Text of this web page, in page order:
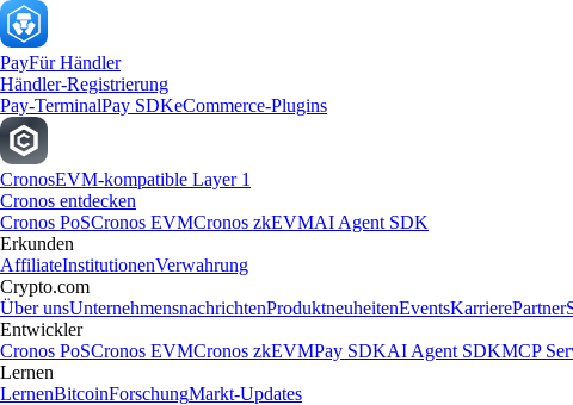
PayFür Händler
Händler-Registrierung
Pay-TerminalPay SDKeCommerce-Plugins
CronosEVM-kompatible Layer 1
Cronos entdecken
Cronos PoSCronos EVMCronos zkEVMAI Agent SDK
Erkunden
AffiliateInstitutionenVerwahrung
Crypto.com
Über unsUnternehmensnachrichtenProduktneuheitenEventsKarrierePartner
Entwickler
Cronos PoSCronos EVMCronos zkEVMPay SDKAI Agent SDKMCP
Lernen
LernenBitcoinForschungMarkt-Updates